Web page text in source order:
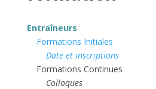
Entraîneurs
Formations Initiales
Date et inscriptions
Formations Continues
Colloques